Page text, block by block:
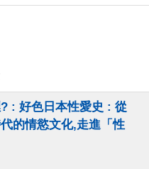
? : 好色日本性愛史 : 從
的情慾文化,走進「性